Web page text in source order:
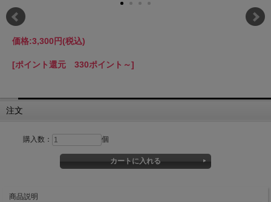
価格:3,300円(税込)
[ポイント還元 330ポイント～]
注文
購入数： 個
商品説明